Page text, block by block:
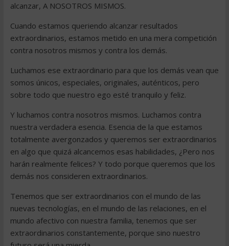
alcanzar, A NOSOTROS MISMOS.
Cuando estamos queriendo alcanzar resultados
extraordinarios, estamos metido en una mera competición
contra nosotros mismos y contra los demás.
Luchamos ese extraordinario para que los demás vean que
somos únicos, especiales, originales, auténticos, pero
sobre todo que nuestro ego esté tranquilo y feliz.
Y luchamos contra nosotros mismos. Luchamos contra
nuestra verdadera esencia. Esencia de la que estamos
totalmente avergonzados y queremos ser extraordinarios
en algo que quizá alcancemos esas habilidades, ¿Pero nos
harán realmente felices? Y todo porque queremos que los
demás nos consideren extraordinarios.
Tenemos que ser extraordinarios con el mundo de las
nuevas tecnologías, en el mundo de las relaciones, en el
mundo afectivo con nuestra familia, tenemos que ser
extraordinarios constantemente, porque sino nuestro